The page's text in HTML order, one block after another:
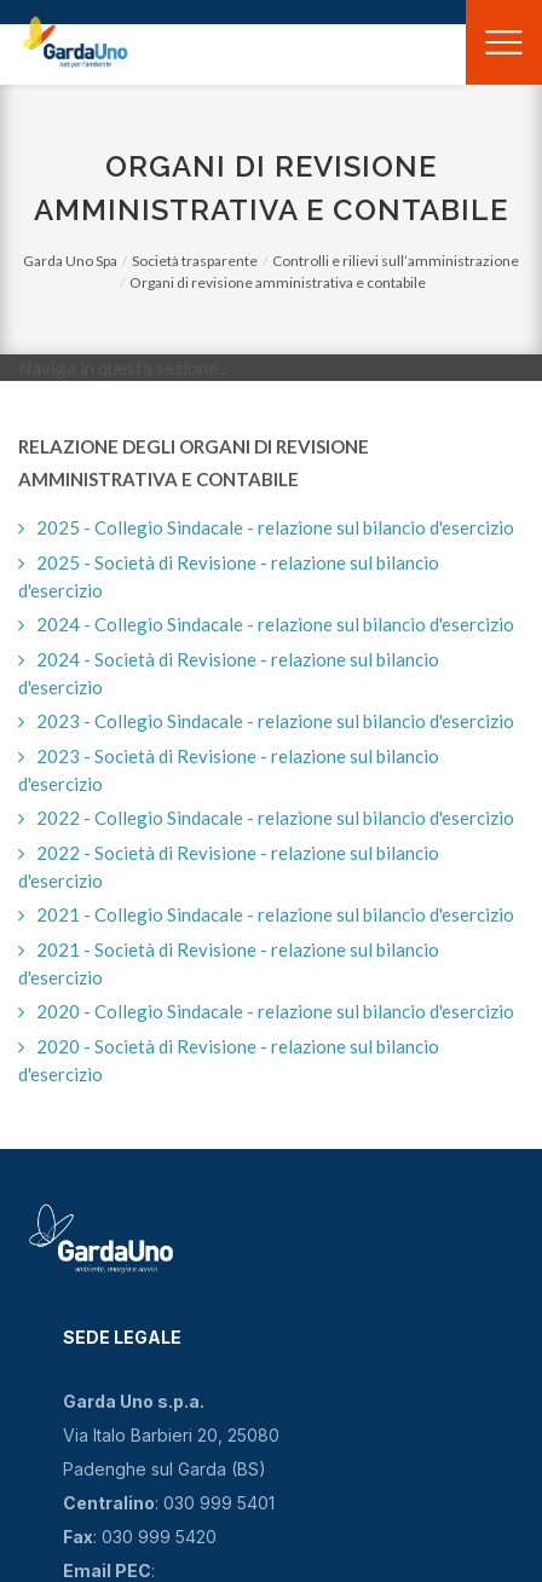
Gardauno
Spa
ORGANI DI REVISIONE
AMMINISTRATIVA E CONTABILE
Garda Uno Spa Società trasparente
Controlli e rilievi sull’amministrazione
Organi di revisione amministrativa e contabile
RELAZIONE DEGLI ORGANI DI REVISIONE
AMMINISTRATIVA E CONTABILE
2025 - Collegio Sindacale - relazione sul bilancio d'esercizio
2025 - Società di Revisione - relazione sul bilancio
d'esercizio
2024 - Collegio Sindacale - relazione sul bilancio d'esercizio
2024 - Società di Revisione - relazione sul bilancio
d'esercizio
2023 - Collegio Sindacale - relazione sul bilancio d'esercizio
2023 - Società di Revisione - relazione sul bilancio
d'esercizio
2022 - Collegio Sindacale - relazione sul bilancio d'esercizio
2022 - Società di Revisione - relazione sul bilancio
d'esercizio
2021 - Collegio Sindacale - relazione sul bilancio d'esercizio
2021 - Società di Revisione - relazione sul bilancio
d'esercizio
2020 - Collegio Sindacale - relazione sul bilancio d'esercizio
2020 - Società di Revisione - relazione sul bilancio
d'esercizio
SEDE LEGALE
Garda Uno s.p.a.
Via Italo Barbieri 20, 25080
Padenghe sul Garda (BS)
Centralino: 030 999 5401
Fax: 030 999 5420
Email PEC: